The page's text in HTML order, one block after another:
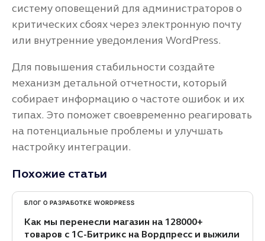
систему оповещений для администраторов о
критических сбоях через электронную почту
или внутренние уведомления WordPress.
Для повышения стабильности создайте
механизм детальной отчетности, который
собирает информацию о частоте ошибок и их
типах. Это поможет своевременно реагировать
на потенциальные проблемы и улучшать
настройку интеграции.
Похожие статьи
БЛОГ О РАЗРАБОТКЕ WORDPRESS
Как мы перенесли магазин на 128000+
товаров с 1С-Битрикс на Вордпресс и выжили